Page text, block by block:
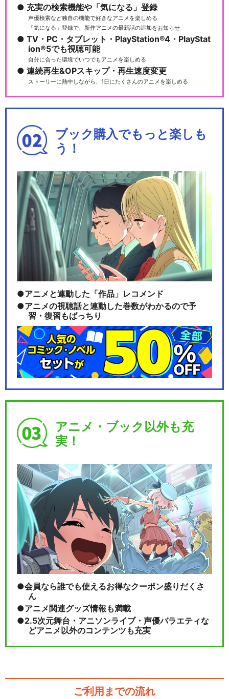
ルパン三世TVSP #09 ワルサ
ーＰ３８
ルパン三世TVSP #12 １＄マ
ネーウォーズ
ルパン三世TVSP #13 アルカ
トラズ コネ…
ルパン三世TVSP #14 EPISO
DE：0…
ルパン三世TVSP #16 盗まれ
たルパン～コ…
ルパン三世TVSP #18 セブン
デイズ・ラプ…
充実の検索機能や「気になる」登録
声優検索など独自の機能で好きなアニメを楽しめる
「気になる」登録で、新作アニメの最新話の追加をお知らせ
TV・PC・タブレット・PlayStation®4・PlayStat
ion®5でも視聴可能
自分に合った環境でいつでもアニメを楽しめる
連続再生&OPスキップ・再生速度変更
ストーリーに熱中しながら、1日にたくさんのアニメを楽しめる
ブック購入でもっと楽しも
う！
アニメと連動した「作品」レコメンド
アニメの視聴話と連動した巻数がわかるので予
習・復習もばっちり
アニメ・ブック以外も充
実！
会員なら誰でも使えるお得なクーポン盛りだくさ
ん
アニメ関連グッズ情報も満載
2.5次元舞台・アニソンライブ・声優バラエティな
どアニメ以外のコンテンツも充実
ご利用までの流れ